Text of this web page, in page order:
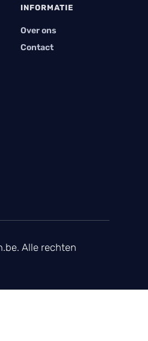
INFORMATIE
Over ons
Contact
Alle rechten